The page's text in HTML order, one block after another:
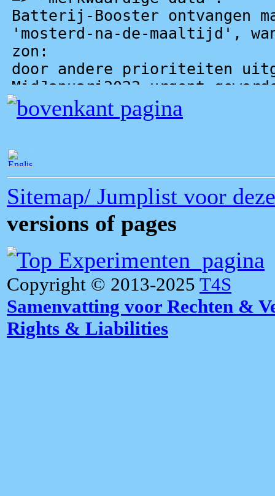
Sitemap/ Jumplist voor
versions of pages
Copyright © 2013-2025 T4S
Samenvatting voor Rechten &
Rights & Liabilities